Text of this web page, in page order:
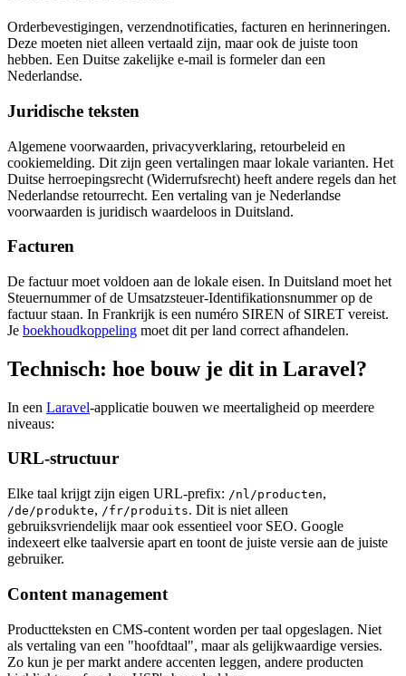
Orderbevestigingen, verzendnotificaties, facturen en herinneringen.
Deze moeten niet alleen vertaald zijn, maar ook de juiste toon
hebben. Een Duitse zakelijke e-mail is formeler dan een
Nederlandse.
Juridische teksten
Algemene voorwaarden, privacyverklaring, retourbeleid en
cookiemelding. Dit zijn geen vertalingen maar lokale varianten. Het
Duitse herroepingsrecht (Widerrufsrecht) heeft andere regels dan het
Nederlandse retourrecht. Een vertaling van je Nederlandse
voorwaarden is juridisch waardeloos in Duitsland.
Facturen
De factuur moet voldoen aan de lokale eisen. In Duitsland moet het
Steuernummer of de Umsatzsteuer-Identifikationsnummer op de
factuur staan. In Frankrijk is een numéro SIREN of SIRET vereist.
Je boekhoudkoppeling moet dit per land correct afhandelen.
Technisch: hoe bouw je dit in Laravel?
In een Laravel-applicatie bouwen we meertaligheid op meerdere
niveaus:
URL-structuur
Elke taal krijgt zijn eigen URL-prefix: /nl/producten,
/de/produkte, /fr/produits. Dit is niet alleen
gebruiksvriendelijk maar ook essentieel voor SEO. Google
indexeert elke taalversie apart en toont de juiste versie aan de juiste
gebruiker.
Content management
Productteksten en CMS-content worden per taal opgeslagen. Niet
als vertaling van een "hoofdtaal", maar als gelijkwaardige versies.
Zo kun je per markt andere accenten leggen, andere producten